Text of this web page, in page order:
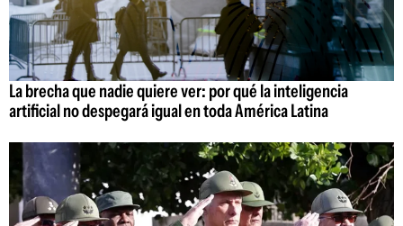
La brecha que nadie quiere ver: por qué la inteligencia
artificial no despegará igual en toda América Latina